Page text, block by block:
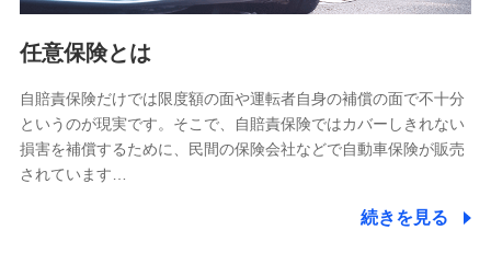
含まれます。
当社又は株式会社NTTドコモが提供する各種サービスな
又は株式会社NTTドコモが提供する各種サービスのご契
約状態・ご利用履歴インターネット利用時の行動に関す
る情報、アプリケーション利用時の行動に関する情報、
購入されたサービスや商品の名称・購入場所・決済に関
する情報、アンケートの回答に関する情報などが含まれ
任意保険とは
自賠責保険だけでは限度額の面や運転者自身の補償の面で不十分
というのが現実です。そこで、自賠責保険ではカバーしきれない
損害を補償するために、民間の保険会社などで自動車保険が販売
されています…
続きを見る